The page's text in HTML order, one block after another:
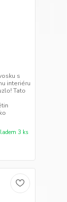
s
interiéru
Tato
3 ks